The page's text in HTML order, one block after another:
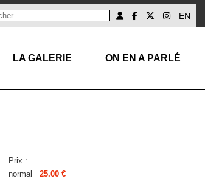
EN
LA GALERIE ON EN A PARLÉ
Prix :
normal
25.00 €